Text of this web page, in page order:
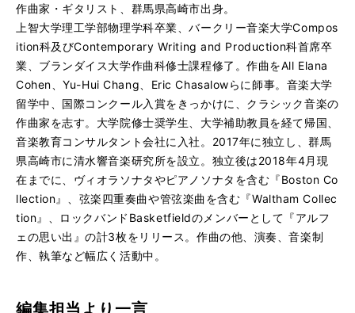
作曲家・ギタリスト、群馬県高崎市出身。
上智大学理工学部物理学科卒業、バークリー音楽大学Compos
ition科及びContemporary Writing and Production科首席卒
業、ブランダイス大学作曲科修士課程修了。作曲をAll Elana
Cohen、Yu-Hui Chang、Eric Chasalowらに師事。音楽大学
留学中、国際コンクール入賞をきっかけに、クラシック音楽の
作曲家を志す。大学院修士奨学生、大学補助教員を経て帰国、
音楽教育コンサルタント会社に入社。2017年に独立し、群馬
県高崎市に清水響音楽研究所を設立。独立後は2018年4月現
在までに、ヴィオラソナタやピアノソナタを含む『Boston Co
llection』、弦楽四重奏曲や管弦楽曲を含む『Waltham Collec
tion』、ロックバンドBasketfieldのメンバーとして『アルフ
ェの思い出』の計3枚をリリース。作曲の他、演奏、音楽制
作、執筆など幅広く活動中。
編集担当より一言